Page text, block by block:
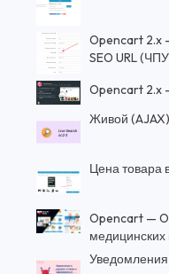
Opencart 2.x
SEO URL
Opencart 2.x
Живой
Цена товара
Opencart —
Уведомления